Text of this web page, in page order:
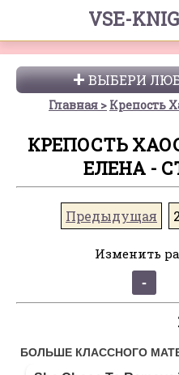
VSE-
ВЫБЕРИ
Главная Крепость
КРЕПОСТЬ
ЕЛЕНА -
Предыдущая
Изменить